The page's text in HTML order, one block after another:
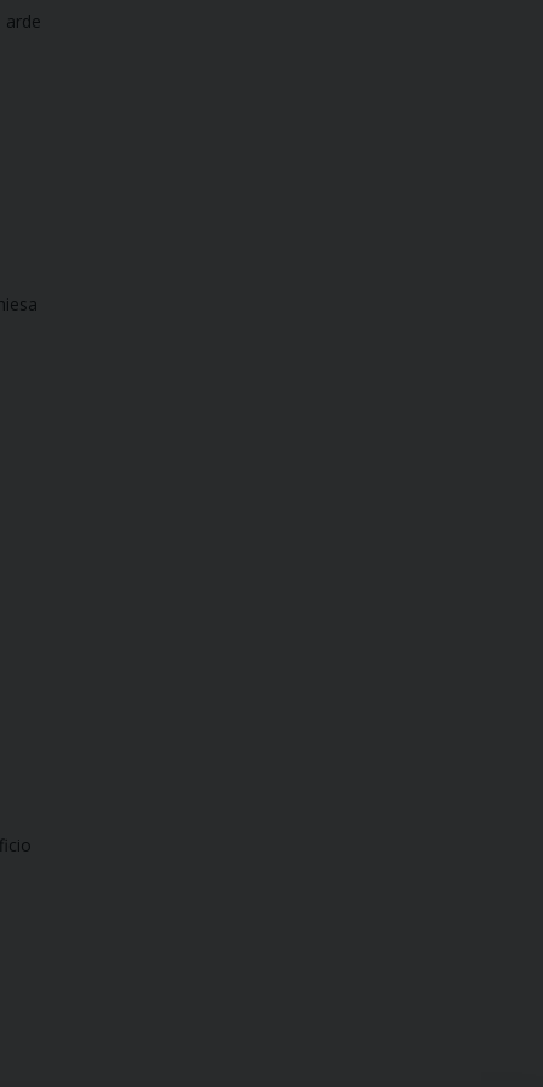
arde